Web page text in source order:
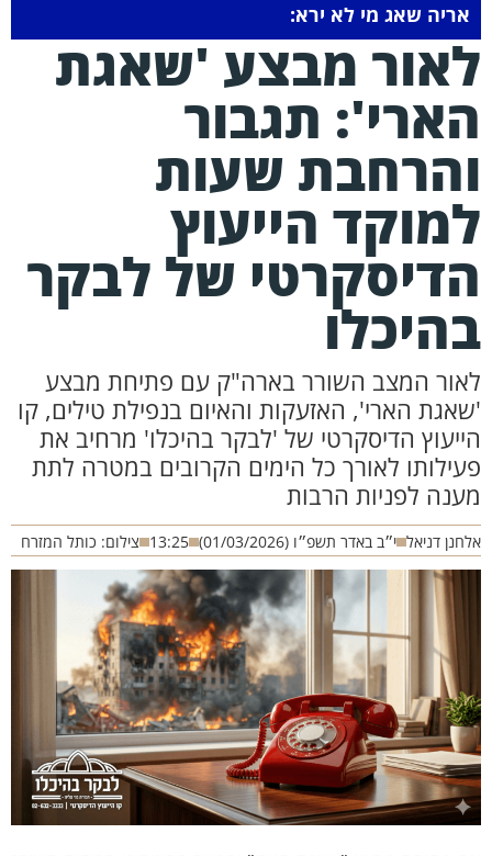
אריה שאג מי לא ירא:
מבצע 'שאגת
תגבור
שעות
הייעוץ
של לבקר
המצב השורר בארה"ק עם פתיחת מבצע
הארי', האזעקות והאיום בנפילת טילים, קו
הדיסקרטי של 'לבקר בהיכלו' מרחיב את
לאורך כל הימים הקרובים במטרה לתת
לפניות הרבות
דניאל י״ב באדר תשפ״ו (01/03/2026) 13:25 צילום: כותל המזרח